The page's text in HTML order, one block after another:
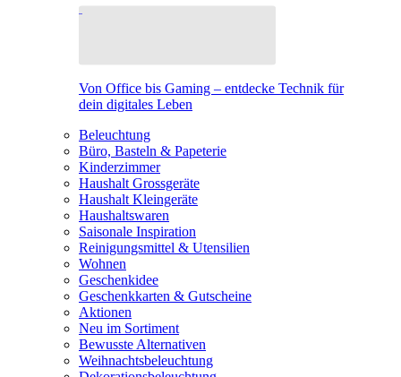
Von Office bis Gaming – entdecke Technik für
dein digitales Leben
Beleuchtung
Büro, Basteln & Papeterie
Kinderzimmer
Haushalt Grossgeräte
Haushalt Kleingeräte
Haushaltswaren
Saisonale Inspiration
Reinigungsmittel & Utensilien
Wohnen
Geschenkidee
Geschenkkarten & Gutscheine
Aktionen
Neu im Sortiment
Bewusste Alternativen
Weihnachtsbeleuchtung